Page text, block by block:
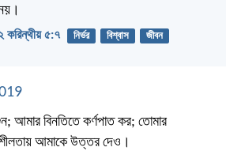
করিন্থীয় ৫:৭ নির্ভর বিশ্বাস জীবন
আমার বিনতিতে কর্ণপাত কর; তোমার
আমাকে উত্তর দেও।